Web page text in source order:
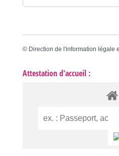
© Direction de l'information légale
Attestation d'accueil :